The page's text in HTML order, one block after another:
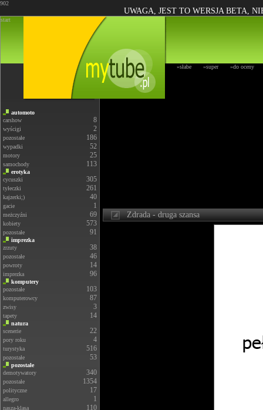
902
UWAGA, JEST TO WERSJA BETA,
start
»słabe »super »do oceny
automoto
carshow
8
wyścigi 2
pozostałe 186
wypadki 52
motory 25
samochody 113
erotyka
cycuszki
305
tyłeczki 261
kajzerki;) 40
gacie 1
meżczyźni 69
kobiety 573
pozostałe 91
imprezka
zrzuty
38
pozostałe 46
powroty 14
imprezka 96
komputery
pozostałe
103
komputerowcy 87
zwisy 3
tapety 14
natura
scenerie
22
pory roku 4
turystyka 516
pozostałe 53
pozostałe
demotywatory
340
pozostałe 1354
polityczne 17
allegro 1
nasza-klasa 110
Zdrada - druga szansa